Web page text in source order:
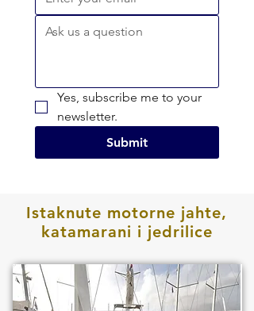
Yes, subscribe me to your
newsletter.
Submit
Istaknute motorne jahte,
katamarani i jedrilice